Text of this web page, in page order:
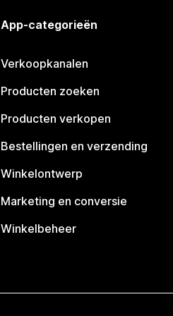
App-categorieën
Verkoopkanalen
Producten zoeken
Producten verkopen
Bestellingen en verzending
Winkelontwerp
Marketing en conversie
Winkelbeheer